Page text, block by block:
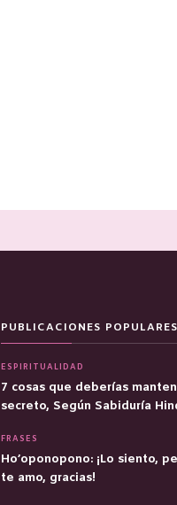
PUBLICACIONES POPULARES
ESPIRITUALIDAD
7 cosas que deberías
secreto, Según Sabiduría
FRASES
Ho’oponopono: ¡Lo siento,
te amo, gracias!